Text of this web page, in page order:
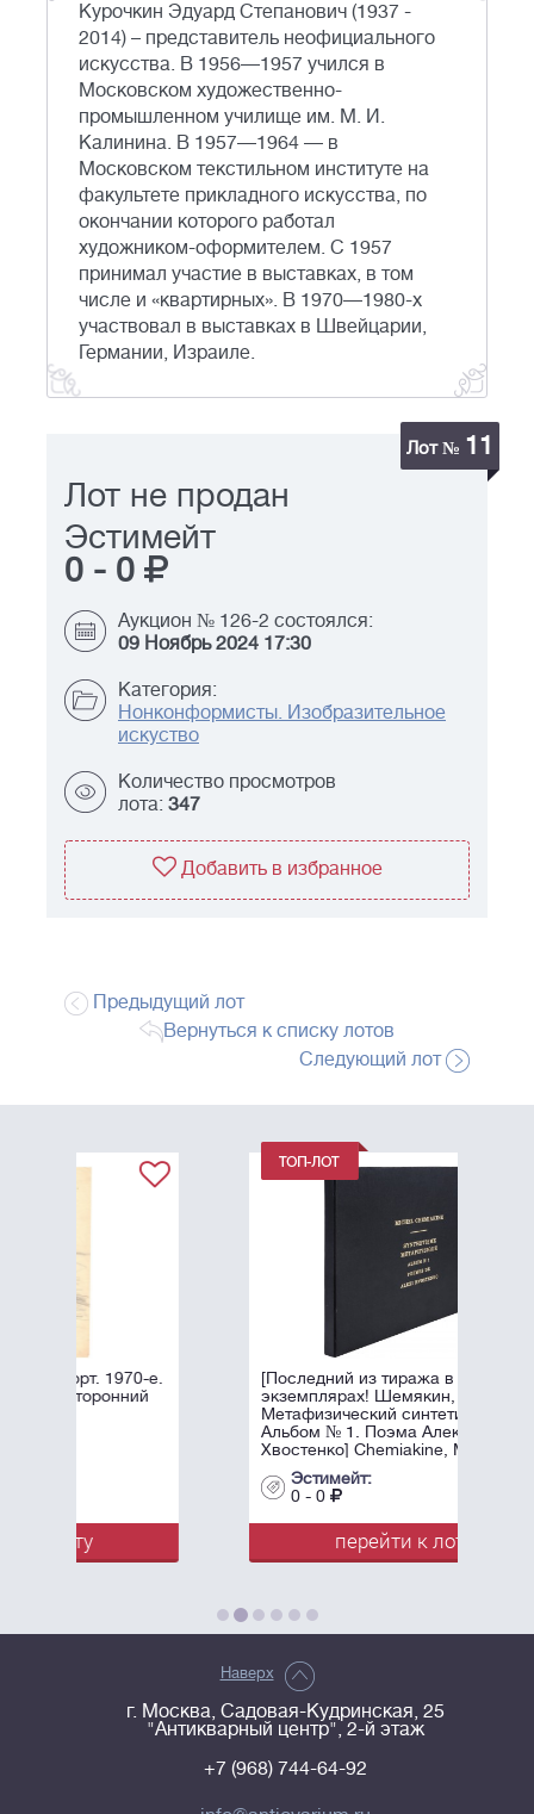
Курочкин Эдуард Степанович (1937 -
2014) – представитель неофициального
искусства. В 1956—1957 учился в
Московском художественно-
промышленном училище им. М. И.
Калинина. В 1957—1964 — в
Московском текстильном институте на
факультете прикладного искусства, по
окончании которого работал
художником-оформителем. С 1957
принимал участие в выставках, в том
числе и «квартирных». В 1970—1980-х
участвовал в выставках в Швейцарии,
Германии, Израиле.
Лот № 11
Лот не продан
Эстимейт
0 - 0
Аукцион № 126-2 состоялся:
09 Ноябрь 2024 17:30
Категория:
Нонконформисты. Изобразительное
искуство
Количество просмотров
лота: 347
Добавить в избранное
Предыдущий лот
Вернуться к списку лотов
Следующий лот
[Последний из тиража в трех
экземплярах! Шемякин, М.М.
Метафизический синтетизм.
Альбом № 1. Поэма Алексея
Хвостенко] Chemiakine, М.
перейти к лоту
Наверх
г. Москва, Садовая-Кудринская, 25
"Антикварный центр", 2-й этаж
+7 (968) 744-64-92